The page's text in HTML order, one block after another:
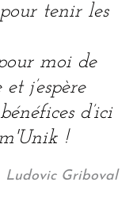
tenir les
moi de
j’espère
d’ici
!
Ludovic Griboval